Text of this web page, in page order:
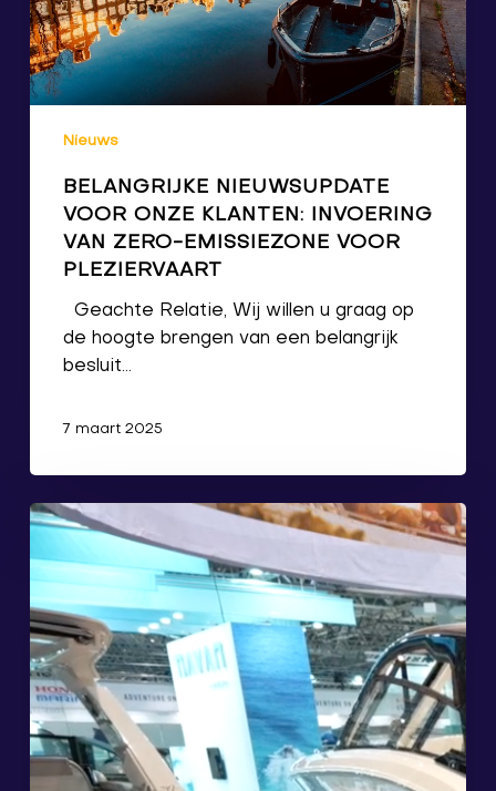
Nieuws
BELANGRIJKE NIEUWSUPDATE
VOOR ONZE KLANTEN: INVOERING
VAN ZERO-EMISSIEZONE VOOR
PLEZIERVAART
Geachte Relatie, Wij willen u graag op
de hoogte brengen van een belangrijk
besluit…
7 maart 2025